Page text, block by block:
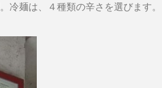
冷麺は、４種類の辛さを選びます。